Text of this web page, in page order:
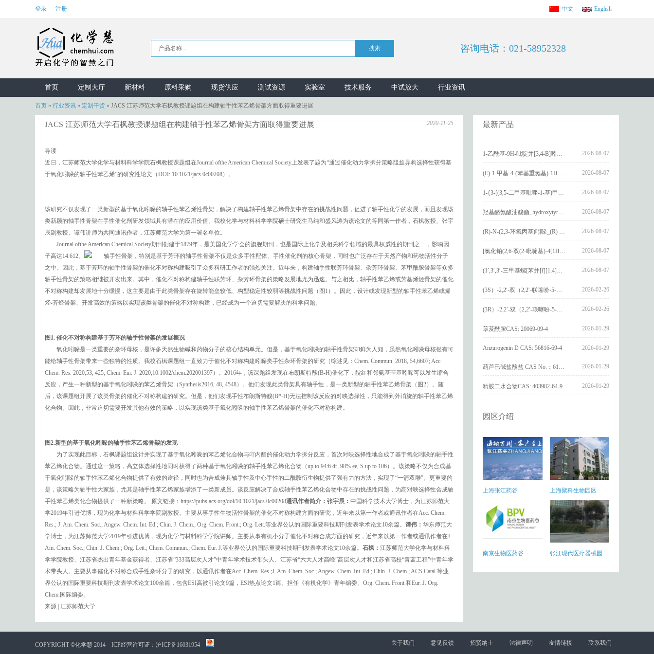
登录 注册 中文 English
咨询电话：021-58952328
首页 定制大厅 新材料 原料采购 现货供应 测试资源 实验室 技术服务 中试放大 行业资讯
首页 » 行业资讯 » 定制干货 » JACS 江苏师范大学石枫教授课题组在构建轴手性苯乙烯骨架方面取得重要进展
JACS 江苏师范大学石枫教授课题组在构建轴手性苯乙烯骨架方面取得重要进展 2020-11-25
导读
近日，江苏师范大学化学与材料科学学院石枫教授课题组在Journal ofthe American Chemical Society上发表了题为“通过催化动力学拆分策略阻旋异构选择性获得基
于氧化吲哚的轴手性苯乙烯”的研究性论文（DOI: 10.1021/jacs.0c00208）。
该研究不仅发现了一类新型的基于氧化吲哚的轴手性苯乙烯性骨架，解决了构建轴手性苯乙烯骨架中存在的挑战性问题，促进了轴手性化学的发展，而且发现该
类新颖的轴手性骨架在手性催化剂研发领域具有潜在的应用价值。我校化学与材料科学学院硕士研究生马纯和盛风涛为该论文的等同第一作者，石枫教授、张宇
辰副教授、谭伟讲师为共同通讯作者，江苏师范大学为第一署名单位。
Journal ofthe American Chemical Society期刊创建于1879年，是美国化学学会的旗舰期刊，也是国际上化学及相关科学领域的最具权威性的期刊之一，影响因
子高达14.612。
轴手性骨架，特别是基于芳环的轴手性骨架不仅是众多手性配体、手性催化剂的核心骨架，同时也广泛存在于天然产物和药物活性分子
之中。因此，基于芳环的轴手性骨架的催化不对称构建吸引了众多科研工作者的强烈关注。近年来，构建轴手性联芳环骨架、杂芳环骨架、苯甲酰胺骨架等众多
轴手性骨架的策略相继被开发出来。其中，催化不对称构建轴手性联芳环、杂芳环骨架的策略发展地尤为迅速。与之相比，轴手性苯乙烯或芳基烯烃骨架的催化
不对称构建却发展地十分缓慢，这主要是由于此类骨架存在旋转能垒较低、构型稳定性较弱等挑战性问题（图1）。因此，设计或发现新型的轴手性苯乙烯或烯
烃-芳烃骨架、开发高效的策略以实现该类骨架的催化不对称构建，已经成为一个迫切需要解决的科学问题。
图1. 催化不对称构建基于芳环的轴手性骨架的发展概况
氧化吲哚是一类重要的杂环母核，是许多天然生物碱和药物分子的核心结构单元。但是，基于氧化吲哚的轴手性骨架却鲜为人知，虽然氧化吲哚母核很有可
能给轴手性骨架带来一些独特的性质。我校石枫课题组一直致力于催化不对称构建吲哚类手性杂环骨架的研究（综述见：Chem. Commun. 2018, 54,6607; Acc.
Chem. Res. 2020,53, 425; Chem. Eur. J. 2020,10.1002/chem.202001397）。2016年，该课题组发现在布朗斯特酸(B-H)催化下，靛红和邻氨基苄基吲哚可以发生缩合
反应，产生一种新型的基于氧化吲哚的苯乙烯骨架（Synthesis2016, 48, 4548）。他们发现此类骨架具有轴手性，是一类新型的轴手性苯乙烯骨架（图2）。随
后，该课题组开展了该类骨架的催化不对称构建的研究。但是，他们发现手性布朗斯特酸(B*-H)无法控制该反应的对映选择性，只能得到外消旋的轴手性苯乙烯
化合物。因此，非常迫切需要开发其他有效的策略，以实现该类基于氧化吲哚的轴手性苯乙烯骨架的催化不对称构建。
图2.新型的基于氧化吲哚的轴手性苯乙烯骨架的发现
为了实现此目标，石枫课题组设计并实现了基于氧化吲哚的苯乙烯化合物与吖内酯的催化动力学拆分反应，首次对映选择性地合成了基于氧化吲哚的轴手性
苯乙烯化合物。通过这一策略，高立体选择性地同时获得了两种基于氧化吲哚的轴手性苯乙烯化合物（up to 94:6 dr, 98% ee, S up to 106）。该策略不仅为合成基
于氧化吲哚的轴手性苯乙烯化合物提供了有效的途径，同时也为合成兼具轴手性及中心手性的二酰胺衍生物提供了强有力的方法，实现了“一箭双雕”。更重要的
是，该策略为轴手性大家族，尤其是轴手性苯乙烯家族增添了一类新成员。该反应解决了合成轴手性苯乙烯化合物中存在的挑战性问题，为高对映选择性合成轴
手性苯乙烯类化合物提供了一种新策略。 原文链接：https://pubs.acs.org/doi/10.1021/jacs.0c00208通讯作者简介： 张宇辰： 中国科学技术大学博士，为江苏师范大
学2019年引进优博，现为化学与材料科学学院副教授。主要从事手性生物活性骨架的催化不对称构建方面的研究，近年来以第一作者或通讯作者在Acc. Chem.
Res.; J. Am. Chem. Soc.; Angew. Chem. Int. Ed.; Chin. J. Chem.; Org. Chem. Front.; Org. Lett.等业界公认的国际重要科技期刊发表学术论文10余篇。 谭伟： 华东师范大
学博士，为江苏师范大学2019年引进优博，现为化学与材料科学学院讲师。主要从事有机小分子催化不对称合成方面的研究，近年来以第一作者或通讯作者在J.
Am. Chem. Soc.; Chin. J. Chem.; Org. Lett.; Chem. Commun.; Chem. Eur. J.等业界公认的国际重要科技期刊发表学术论文10余篇。 石枫： 江苏师范大学化学与材料科
学学院教授、江苏省杰出青年基金获得者、江苏省“333高层次人才”中青年学术技术带头人、江苏省“六大人才高峰”高层次人才和江苏省高校“青蓝工程”中青年学
术带头人。主要从事催化不对称合成手性杂环分子的研究，以通讯作者在Acc. Chem. Res.;J. Am. Chem. Soc.; Angew. Chem. Int. Ed.; Chin. J. Chem.; ACS Catal.等业
界公认的国际重要科技期刊发表学术论文100余篇，包含ESI高被引论文9篇，ESI热点论文1篇。担任《有机化学》青年编委、Org. Chem. Front.和Eur. J. Org.
Chem.国际编委。
来源 | 江苏师范大学
最新产品
2026-08-07
2026-08-07
2026-08-07
2026-08-07
2026-08-07
2026-08-07
2026-08-07
2026-02-26
2026-02-26
荜茇酰胺CAS: 20069-09-4 2026-01-29
Anzurogenin D CAS: 56816-69-4 2026-01-29
2026-01-29
精胺二水合物CAS: 403982-64-9 2026-01-29
园区介绍
上海张江药谷 上海聚科生物园区
南京生物医药谷 张江现代医疗器械园
COPYRIGHT ©化学慧 2014 ICP经营许可证：沪ICP备16031954 关于我们 意见反馈 招贤纳士 法律声明 友情链接 联系我们